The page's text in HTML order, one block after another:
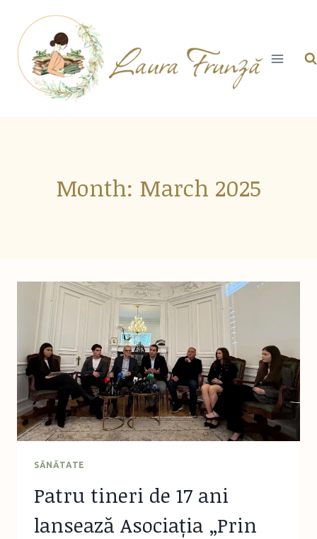
content
Month: March 2025
SĂNĂTATE
Patru tineri de 17 ani
lansează Asociația „Prin